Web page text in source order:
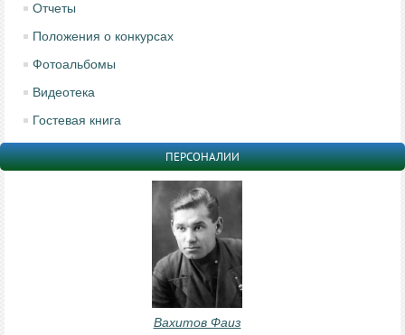
Отчеты
Положения о конкурсах
Фотоальбомы
Видеотека
Гостевая книга
ПЕРСОНАЛИИ
Вахитов Фаиз